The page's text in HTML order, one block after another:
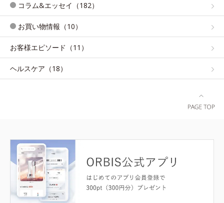
コラム&エッセイ（182）
お買い物情報（10）
お客様エピソード（11）
ヘルスケア（18）